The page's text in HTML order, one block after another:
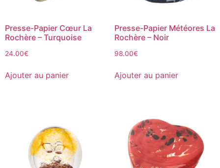
Presse-Papier Cœur La
Rochère – Turquoise
24.00€
Ajouter au panier
Presse-Papier Météores La
Rochère – Noir
98.00€
Ajouter au panier